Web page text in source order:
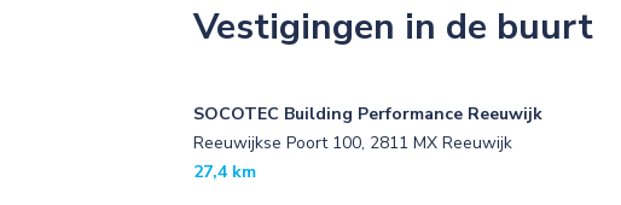
Vestigingen in de buurt
SOCOTEC Building Performance Reeuwijk
Reeuwijkse Poort 100, 2811 MX Reeuwijk
27,4 km